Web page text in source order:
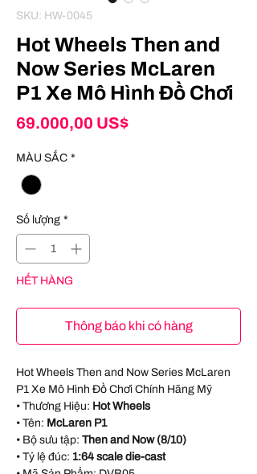
SKU: HW-0045
Hot Wheels Then and
Now Series McLaren
P1 Xe Mô Hình Đồ Chơi
69.000,00 US$Giá
MÀU SẮC *
Số lượng *
HẾT HÀNG
Thông báo khi có hàng
Hot Wheels Then and Now Series McLaren
P1 Xe Mô Hình Đồ Chơi Chính Hãng Mỹ
• Thương Hiệu: Hot Wheels
• Tên: McLaren P1
• Bộ sưu tập: Then and Now (8/10)
• Tỷ lệ đúc: 1:64 scale die-cast